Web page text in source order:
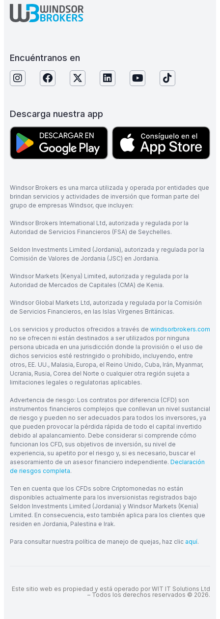
Encuéntranos en
Descarga nuestra app
Windsor Brokers es una marca utilizada y operada por entidades que
brindan servicios y actividades de inversión que forman parte del
grupo de empresas Windsor, que incluyen:
Windsor Brokers International Ltd, autorizada y regulada por la
Autoridad de Servicios Financieros (FSA) de Seychelles.
Seldon Investments Limited (Jordania), autorizada y regulada por la
Comisión de Valores de Jordania (JSC) en Jordania.
Windsor Markets (Kenya) Limited, autorizada y regulada por la
Autoridad de Mercados de Capitales (CMA) de Kenia.
Windsor Global Markets Ltd, autorizada y regulada por la Comisión
de Servicios Financieros, en las Islas Vírgenes Británicas.
Los servicios y productos ofrecidos a través de windsorbrokers.com
no se ofrecen ni están destinados a ser utilizados por ninguna
persona ubicada en una jurisdicción donde la provisión o el uso de
dichos servicios esté restringido o prohibido, incluyendo, entre
otros, EE. UU., Malasia, Europa, el Reino Unido, Cuba, Irán, Myanmar,
Ucrania, Rusia, Corea del Norte o cualquier otra región sujeta a
limitaciones legales o regulatorias aplicables.
Advertencia de riesgo: Los contratos por diferencia (CFD) son
instrumentos financieros complejos que conllevan un nivel sustancial
de riesgo y pueden no ser adecuados para todos los inversores, ya
que pueden provocar la pérdida rápida de todo el capital invertido
debido al apalancamiento. Debe considerar si comprende cómo
funcionan los CFD, sus objetivos de inversión, su nivel de
experiencia, su apetito por el riesgo y, si es necesario, buscar el
asesoramiento de un asesor financiero independiente. Declaración
de riesgos completa.
Ten en cuenta que los CFDs sobre Criptomonedas no están
disponibles actualmente para los inversionistas registrados bajo
Seldon Investments Limited (Jordania) y Windsor Markets (Kenia)
Limited. En consecuencia, esto también aplica para los clientes que
residen en Jordania, Palestina e Irak.
Para consultar nuestra política de manejo de quejas, haz clic aquí.
Este sitio web es propiedad y está operado por WIT IT Solutions Ltd
– Todos los derechos reservados © 2026.